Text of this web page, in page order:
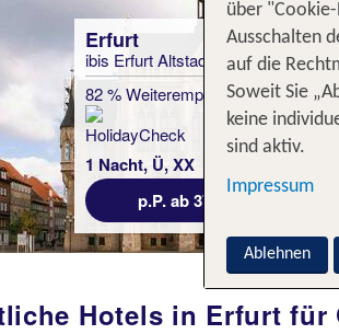
Erfurt
ibis Erfurt Altstadt Hotel
82 % Weiterempfehlung
1 Nacht, Ü, XX
p.P. ab 37 €
Hotels in Erfurt für
über
Ausschalten
auf die
Soweit Sie
keine
sind aktiv.
Impressum
Ablehnen